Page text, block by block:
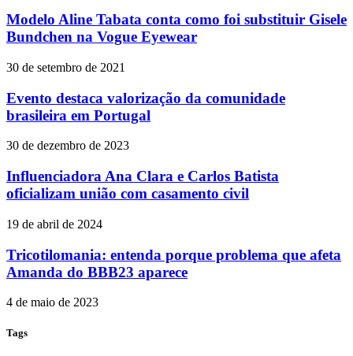
Modelo Aline Tabata conta como foi substituir Gisele
Bundchen na Vogue Eyewear
30 de setembro de 2021
Evento destaca valorização da comunidade
brasileira em Portugal
30 de dezembro de 2023
Influenciadora Ana Clara e Carlos Batista
oficializam união com casamento civil
19 de abril de 2024
Tricotilomania: entenda porque problema que afeta
Amanda do BBB23 aparece
4 de maio de 2023
Tags